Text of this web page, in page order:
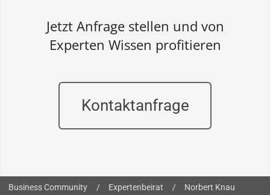
Jetzt Anfrage stellen und von
Experten Wissen profitieren
Kontaktanfrage
Sie sind hier:
Business Community / Expertenbeirat / Norbert Knau